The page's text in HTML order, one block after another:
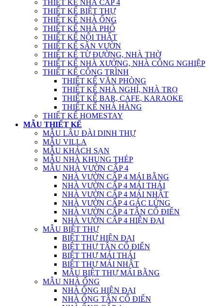
THIẾT KẾ NHÀ CẤP 4
THIẾT KẾ BIỆT THỰ
THIẾT KẾ NHÀ ỐNG
THIẾT KẾ NHÀ PHỐ
THIẾT KẾ NỘI THẤT
THIẾT KẾ SÂN VƯỜN
THIẾT KẾ TỪ ĐƯỜNG, NHÀ THỜ
THIẾT KẾ NHÀ XƯỞNG, NHÀ CÔNG NGHIỆP
THIẾT KẾ CÔNG TRÌNH
THIẾT KẾ VĂN PHÒNG
THIẾT KẾ NHÀ NGHỈ, NHÀ TRỌ
THIẾT KẾ BAR, CAFE, KARAOKE
THIẾT KẾ NHÀ HÀNG
THIẾT KẾ HOMESTAY
MẪU THIẾT KẾ
MẪU LÂU ĐÀI DINH THỰ
MẪU VILLA
MẪU KHÁCH SẠN
MẪU NHÀ KHUNG THÉP
MẪU NHÀ VƯỜN CẤP 4
NHÀ VƯỜN CẤP 4 MÁI BẰNG
NHÀ VƯỜN CẤP 4 MÁI THÁI
NHÀ VƯỜN CẤP 4 MÁI NHẬT
NHÀ VƯỜN CẤP 4 GÁC LỬNG
NHÀ VƯỜN CẤP 4 TÂN CỔ ĐIỂN
NHÀ VƯỜN CẤP 4 HIỆN ĐẠI
MẪU BIỆT THỰ
BIỆT THỰ HIỆN ĐẠI
BIỆT THỰ TÂN CỔ ĐIỂN
BIỆT THỰ MÁI THÁI
BIỆT THỰ MÁI NHẬT
MẪU BIỆT THỰ MÁI BẰNG
MẪU NHÀ ỐNG
NHÀ ỐNG HIỆN ĐẠI
NHÀ ỐNG TÂN CỔ ĐIỂN